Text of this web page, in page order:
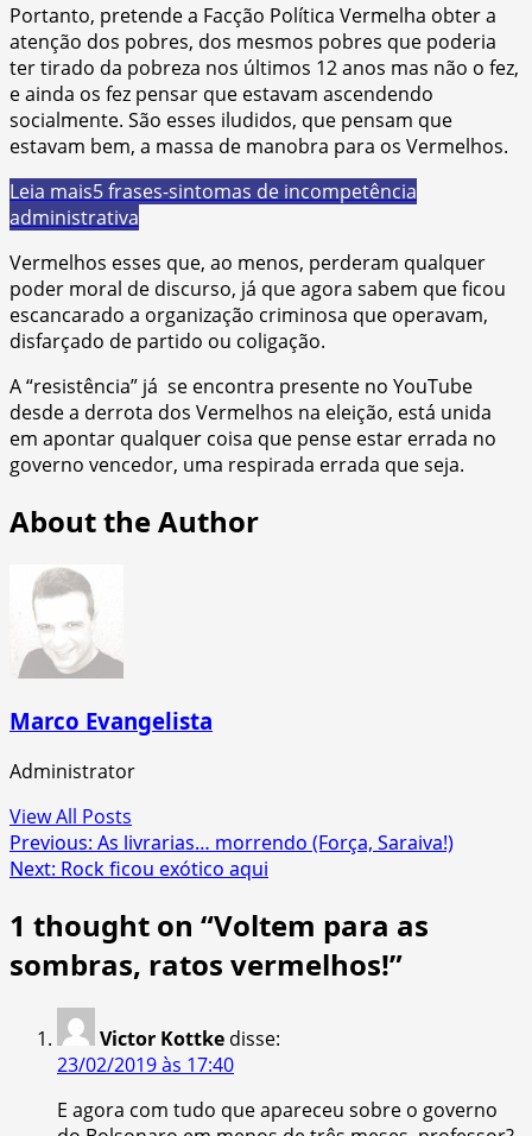
Portanto, pretende a Facção Política Vermelha obter a
atenção dos pobres, dos mesmos pobres que poderia
ter tirado da pobreza nos últimos 12 anos mas não o fez,
e ainda os fez pensar que estavam ascendendo
socialmente. São esses iludidos, que pensam que
estavam bem, a massa de manobra para os Vermelhos.
Leia mais5 frases-sintomas de incompetência
administrativa
Vermelhos esses que, ao menos, perderam qualquer
poder moral de discurso, já que agora sabem que ficou
escancarado a organização criminosa que operavam,
disfarçado de partido ou coligação.
A “resistência” já se encontra presente no YouTube
desde a derrota dos Vermelhos na eleição, está unida
em apontar qualquer coisa que pense estar errada no
governo vencedor, uma respirada errada que seja.
About the Author
Marco Evangelista
Administrator
View All Posts
Post
navigation
Previous: As livrarias… morrendo (Força, Saraiva!)
Next: Rock ficou exótico aqui
1 thought on “Voltem para as
sombras, ratos vermelhos!”
Victor Kottke disse:
23/02/2019 às 17:40
E agora com tudo que apareceu sobre o governo